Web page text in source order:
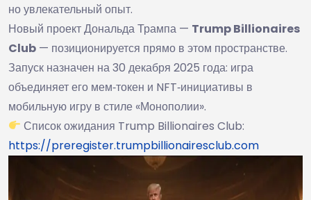
но увлекательный опыт.
Новый проект Дональда Трампа — Trump Billionaires
Club — позиционируется прямо в этом пространстве.
Запуск назначен на 30 декабря 2025 года: игра
объединяет его мем‑токен и NFT‑инициативы в
мобильную игру в стиле «Монополии».
Список ожидания Trump Billionaires Club:
https://preregister.trumpbillionairesclub.com